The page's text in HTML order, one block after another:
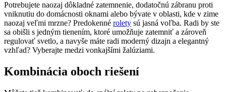
Potrebujete naozaj dôkladné zatemnenie, dodatočnú zábranu proti
vniknutiu do domácnosti oknami alebo bývate v oblasti, kde v zime
naozaj veľmi mrzne? Predokenné rolety sú jasná voľba. Radi by ste
sa obišli s jedným tienením, ktoré umožňuje zatemniť a zároveň
regulovať svetlo, a navyše máte radi moderný dizajn a elegantný
vzhľad? Vyberajte medzi vonkajšími žalúziami.
Kombinácia oboch riešení